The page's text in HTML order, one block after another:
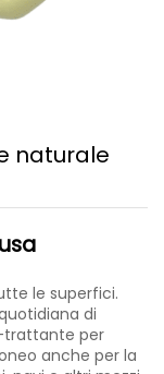
naturale
le superfici.
di
trattante per
anche per la